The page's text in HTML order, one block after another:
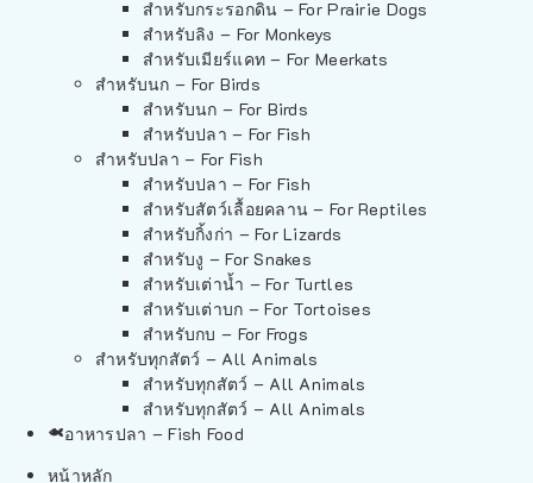
สำหรับกระรอกดิน – For Prairie Dogs
สำหรับลิง – For Monkeys
สำหรับเมียร์แคท – For Meerkats
สำหรับนก – For Birds
สำหรับนก – For Birds
สำหรับปลา – For Fish
สำหรับปลา – For Fish
สำหรับปลา – For Fish
สำหรับสัตว์เลื้อยคลาน – For Reptiles
สำหรับกิ้งก่า – For Lizards
สำหรับงู – For Snakes
สำหรับเต่าน้ำ – For Turtles
สำหรับเต่าบก – For Tortoises
สำหรับกบ – For Frogs
สำหรับทุกสัตว์ – All Animals
สำหรับทุกสัตว์ – All Animals
สำหรับทุกสัตว์ – All Animals
อาหารปลา – Fish Food
หน้าหลัก